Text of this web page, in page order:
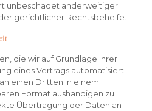
unbeschadet anderweitiger
gerichtlicher Rechtsbehelfe.
die wir auf Grundlage Ihrer
eines Vertrags automatisiert
einen Dritten in einem
Format aushändigen zu
Übertragung der Daten an